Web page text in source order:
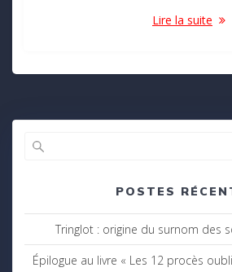
Lire la suite
POSTES
Tringlot : origine du surnom des
Épilogue au livre « Les 12 procès